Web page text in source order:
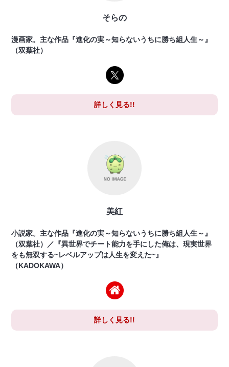
そらの
漫画家。主な作品『進化の実～知らないうちに勝ち組人生～』
（双葉社）
詳しく見る!!
美紅
小説家。主な作品『進化の実～知らないうちに勝ち組人生～』
（双葉社）／『異世界でチート能力を手にした俺は、現実世界
をも無双する~レベルアップは人生を変えた~』
（KADOKAWA）
詳しく見る!!